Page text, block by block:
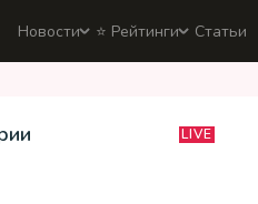
Новости ⭐️ Рейтинги Статьи
LIVE